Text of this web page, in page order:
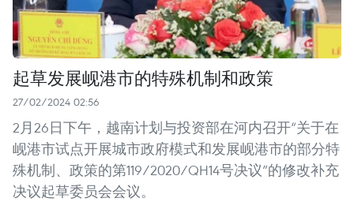
起草发展岘港市的特殊机制和政策
27/02/2024 02:56
2月26日下午，越南计划与投资部在河内召开“关于在
岘港市试点开展城市政府模式和发展岘港市的部分特
殊机制、政策的第119/2020/QH14号决议”的修改补充
决议起草委员会会议。